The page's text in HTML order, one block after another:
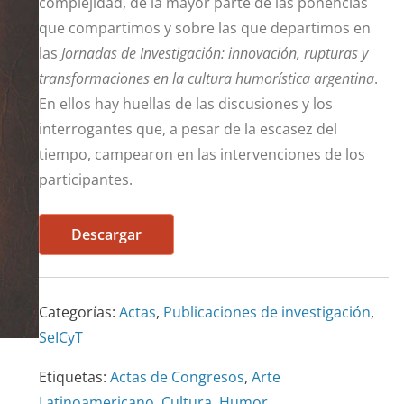
que compartimos y sobre las que departimos en
las Jornadas de Investigación: innovación, rupturas y
transformaciones en la cultura humorística argentina.
En ellos hay huellas de las discusiones y los
interrogantes que, a pesar de la escasez del
tiempo, campearon en las intervenciones de los
participantes.
Descargar
Categorías: Actas, Publicaciones de investigación,
SeICyT
Etiquetas: Actas de Congresos, Arte